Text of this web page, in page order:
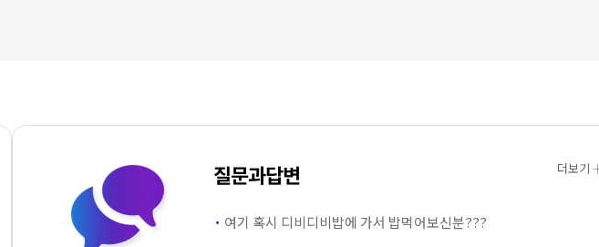
질문과답변 더보기
· 여기 혹시 디비디비밥에 가서 밥먹어보신분???